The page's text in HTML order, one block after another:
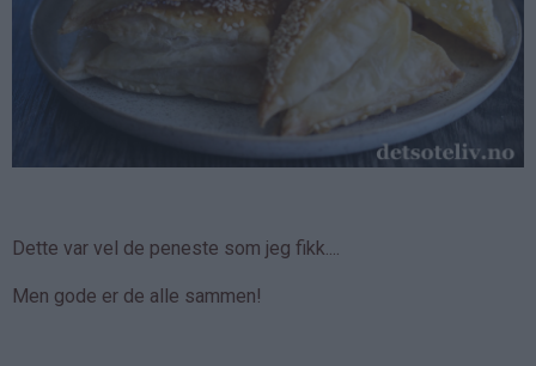
Dette var vel de peneste som jeg fikk....
Men gode er de alle sammen!